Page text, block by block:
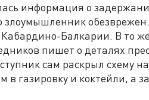
информация о
злоумышленник
Балкарии. В то
пишет о деталях
сам раскрыл схему
в газировку и коктейли, а